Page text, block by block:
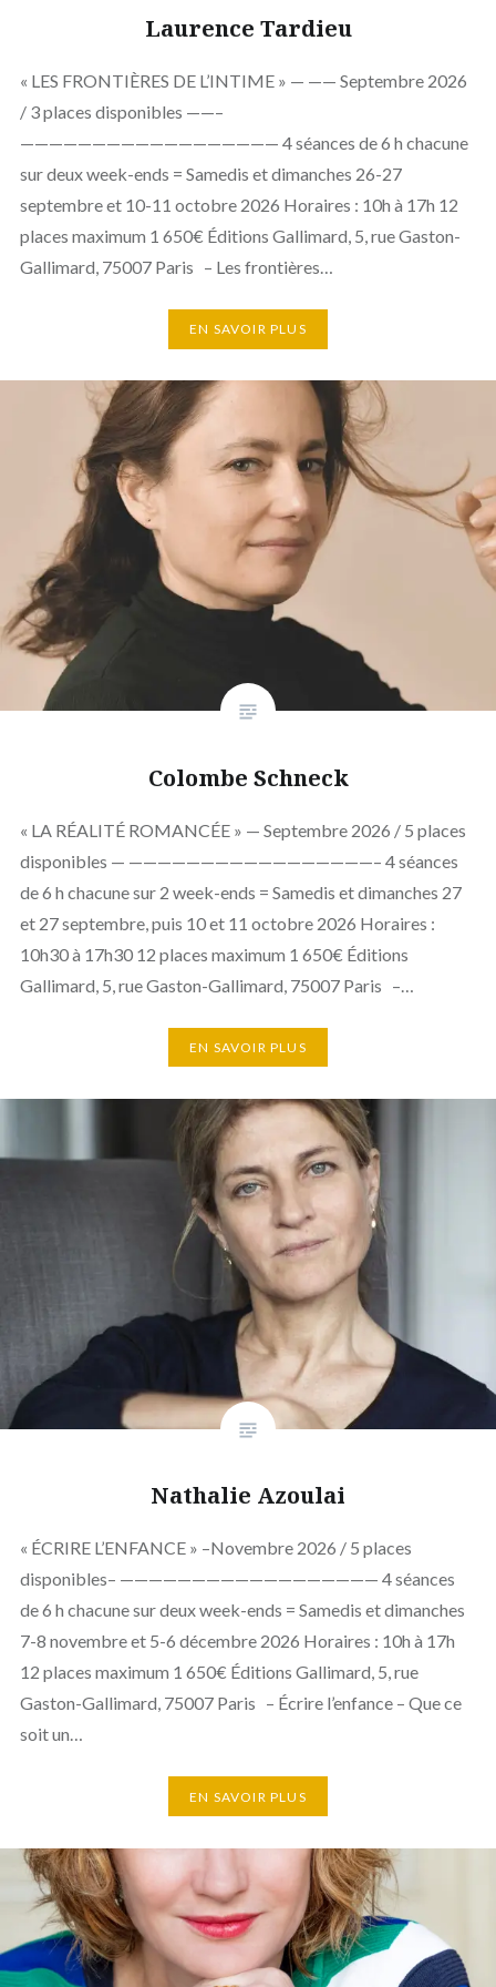
Laurence Tardieu
« LES FRONTIÈRES DE L’INTIME » — —— Septembre 2026
/ 3 places disponibles ——–
—————————————————— 4 séances de 6 h chacune
sur deux week-ends = Samedis et dimanches 26-27
septembre et 10-11 octobre 2026 Horaires : 10h à 17h 12
places maximum 1 650€ Éditions Gallimard, 5, rue Gaston-
Gallimard, 75007 Paris – Les frontières…
EN SAVOIR PLUS
Colombe Schneck
« LA RÉALITÉ ROMANCÉE » — Septembre 2026 / 5 places
disponibles — —————————————————– 4 séances
de 6 h chacune sur 2 week-ends = Samedis et dimanches 27
et 27 septembre, puis 10 et 11 octobre 2026 Horaires :
10h30 à 17h30 12 places maximum 1 650€ Éditions
Gallimard, 5, rue Gaston-Gallimard, 75007 Paris –…
EN SAVOIR PLUS
Nathalie Azoulai
« ÉCRIRE L’ENFANCE » –Novembre 2026 / 5 places
disponibles– —————————————————— 4 séances
de 6 h chacune sur deux week-ends = Samedis et dimanches
7-8 novembre et 5-6 décembre 2026 Horaires : 10h à 17h
12 places maximum 1 650€ Éditions Gallimard, 5, rue
Gaston-Gallimard, 75007 Paris – Écrire l’enfance – Que ce
soit un…
EN SAVOIR PLUS